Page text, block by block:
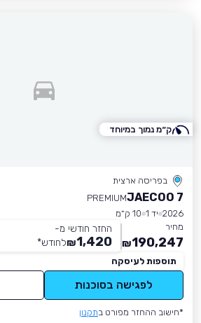
בפריסה ארצית
JAECOO 7
PREMIUM
2026 יד 1
10 ק״מ
מחיר
190,247
₪
החזר חודשי מ-
1,420
₪לחודש*
תוספות לעיסקה
לפגישה בסוכנות
*חישוב ההחזר מפורט בתקנון
ק״מ נמוך במיוחד